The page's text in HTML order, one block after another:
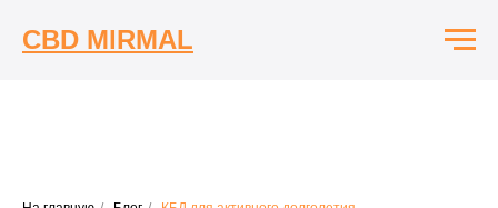
CBD MIRMAL